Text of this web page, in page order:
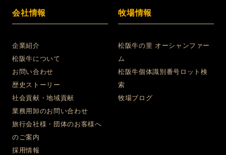
会社情報
企業紹介
松阪牛について
お問い合わせ
歴史ストーリー
社会貢献・地域貢献
業務用卸のお問い合わせ
旅行会社様・団体のお客様へ
のご案内
採用情報
牧場情報
松阪牛の里 オーシャンファー
ム
松阪牛個体識別番号ロット検
索
牧場ブログ